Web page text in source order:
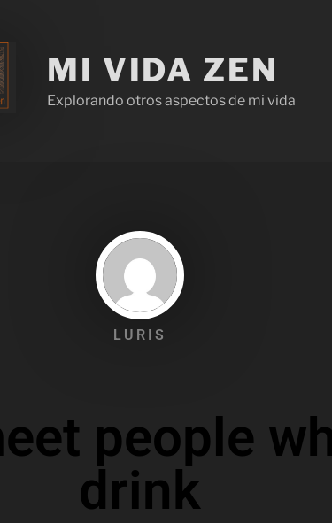
MI VIDA ZEN
Explorando otros aspectos de mi vida
LURIS
people
drink